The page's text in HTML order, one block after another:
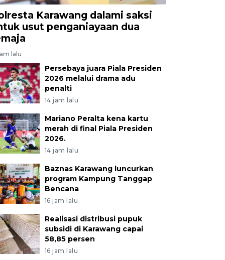
Karawang dalami saksi
usut penganiayaan dua
lalu
Persebaya juara Piala Presiden
2026 melalui drama adu
penalti
14 jam lalu
Mariano Peralta kena kartu
merah di final Piala Presiden
2026.
14 jam lalu
Baznas Karawang luncurkan
program Kampung Tanggap
Bencana
16 jam lalu
Realisasi distribusi pupuk
subsidi di Karawang capai
58,85 persen
16 jam lalu